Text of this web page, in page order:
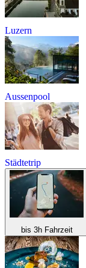
Luzern
Aussenpool
Städtetrip
bis 3h Fahrzeit